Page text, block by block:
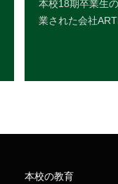
本校18期卒業生
業された会社
本校の教育